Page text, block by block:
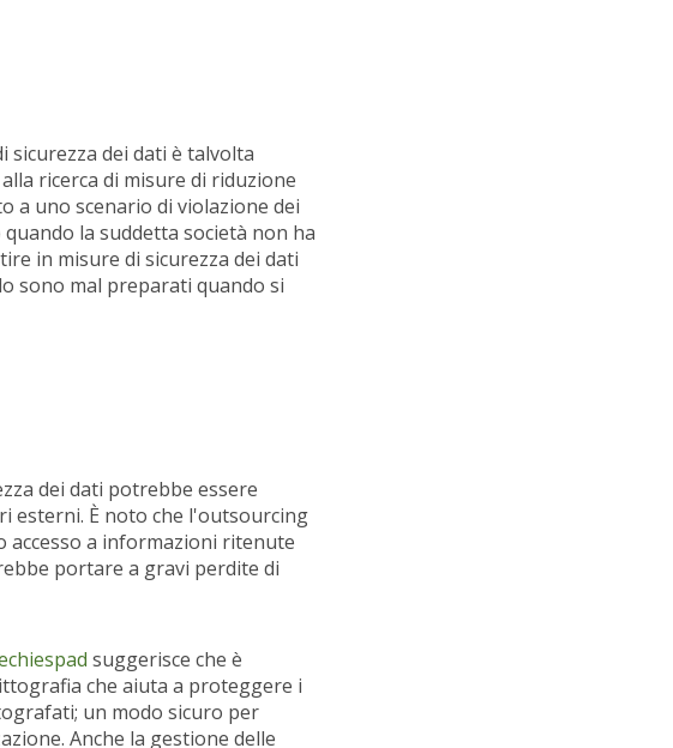
sicurezza dei dati è talvolta
ricerca di misure di riduzione
a uno scenario di violazione dei
la suddetta società non ha
in misure di sicurezza dei dati
sono mal preparati quando si
dei dati potrebbe essere
esterni. È noto che l'outsourcing
accesso a informazioni ritenute
portare a gravi perdite di
suggerisce che è
che aiuta a proteggere i
un modo sicuro per
Anche la gestione delle